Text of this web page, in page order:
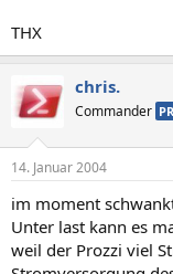
THX
chris.
Commander
14. Januar 2004
im moment
Unter last kann es
weil der Prozzi viel